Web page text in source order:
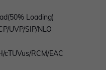
Loading)
UVP/SIP/NLO
cTUVus/RCM/EAC